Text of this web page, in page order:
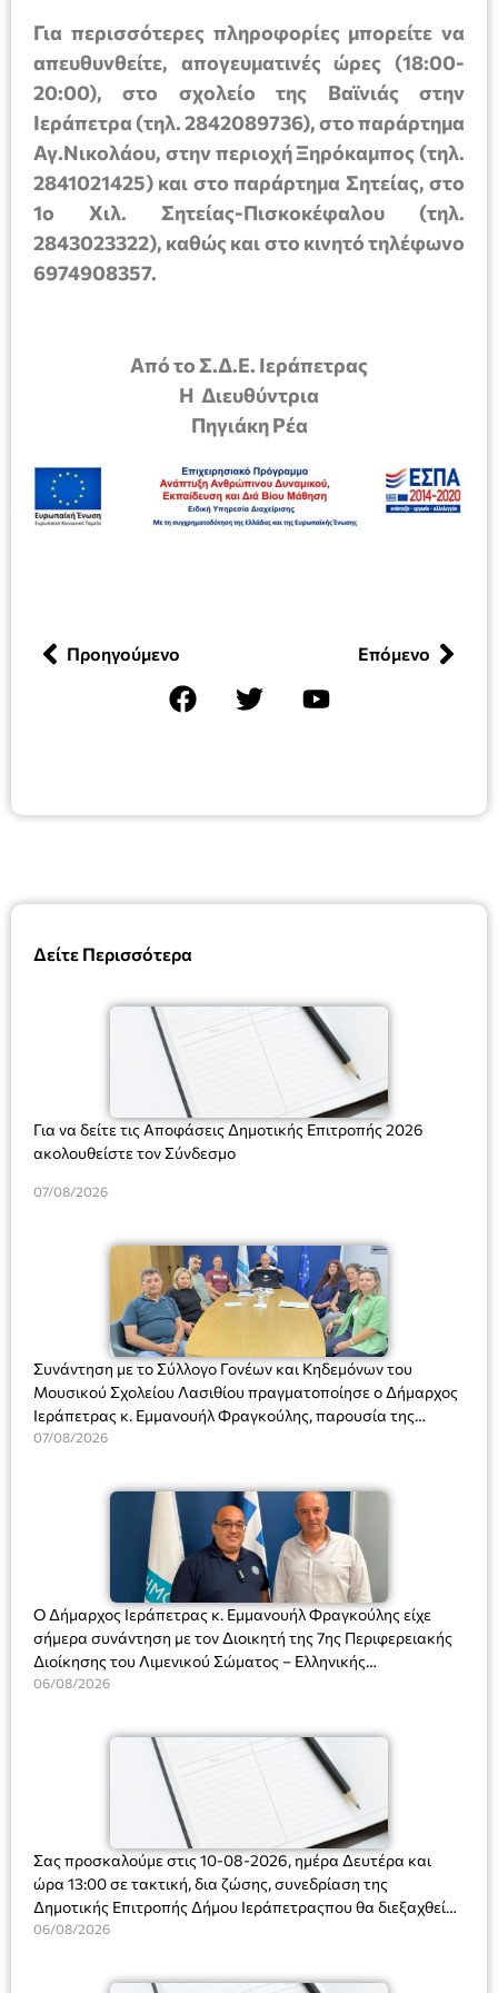
Δείτε Περισσότερα
Για να δείτε τις Αποφάσεις Δημοτικής Επιτροπής 2026
ακολουθείστε τον Σύνδεσμο
07/08/2026
Συνάντηση με το Σύλλογο Γονέων και Κηδεμόνων του
Μουσικού Σχολείου Λασιθίου πραγματοποίησε ο Δήμαρχος
Ιεράπετρας κ. Εμμανουήλ Φραγκούλης, παρουσία της
Διευθύντριας του σχολείου κας Μαριάννας Χαΐτα.
07/08/2026
Ο Δήμαρχος Ιεράπετρας κ. Εμμανουήλ Φραγκούλης είχε
σήμερα συνάντηση με τον Διοικητή της 7ης Περιφερειακής
Διοίκησης του Λιμενικού Σώματος – Ελληνικής
Ακτοφυλακής (Λ.Σ.-ΕΛ.ΑΚΤ.), Αρχιπλοίαρχο Λ.Σ. κ. Ιωάννη
06/08/2026
Σας προσκαλούμε στις 10-08-2026, ημέρα Δευτέρα και
ώρα 13:00 σε τακτική, δια ζώσης, συνεδρίαση της
Δημοτικής Επιτροπής Δήμου Ιεράπετραςπου θα διεξαχθεί
στο Δημοτικό Κατάστημα, Δημοκρατίας 31 στην αίθουσα
και λήψη αποφάσεων στα παρακάτω θέματα:
06/08/2026
Για περισσότερες πληροφορίες μπορείτε να
απευθυνθείτε, απογευματινές ώρες (18:00-
20:00), στο σχολείο της Βαϊνιάς στην
Ιεράπετρα (τηλ. 2842089736), στο παράρτημα
Αγ.Νικολάου, στην περιοχή Ξηρόκαμπος (τηλ.
2841021425) και στο παράρτημα Σητείας, στο
1ο Χιλ. Σητείας-Πισκοκέφαλου (τηλ.
2843023322), καθώς και στο κινητό τηλέφωνο
6974908357.
Από το Σ.Δ.Ε. Ιεράπετρας
Η Διευθύντρια
Πηγιάκη Ρέα
Προηγούμενο Επόμενο